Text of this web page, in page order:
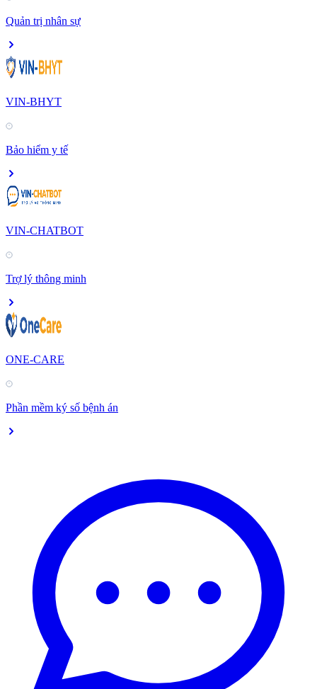
Quản trị nhân sự
VIN-BHYT
Bảo hiểm y tế
VIN-CHATBOT
Trợ lý thông minh
ONE-CARE
Phần mềm ký số bệnh án